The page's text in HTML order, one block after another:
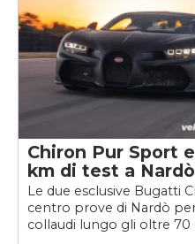
Chiron Pur Sport
km di test a Nardò
Le due esclusive Bugatti
centro prove di Nardò
collaudi lungo gli oltre 70